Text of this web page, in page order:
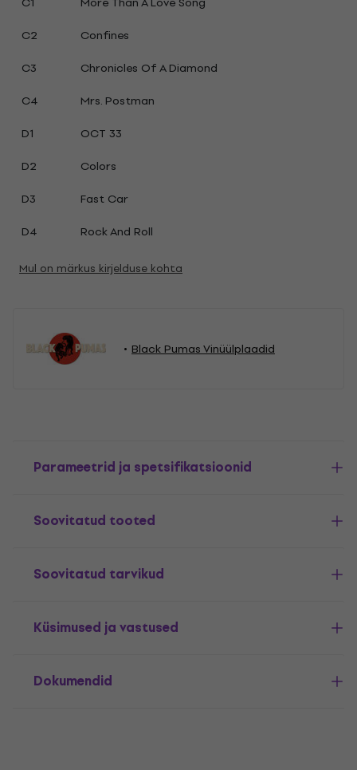
C2
Confines
C3
Chronicles Of A Diamond
C4
Mrs. Postman
D1
OCT 33
D2
Colors
D3
Fast Car
D4
Rock And Roll
Mul on märkus kirjelduse kohta
Black Pumas Vinüülplaadid
Parameetrid ja spetsifikatsioonid
Soovitatud tooted
Soovitatud tarvikud
Küsimused ja vastused
Dokumendid